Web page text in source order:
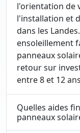
l'orientation de
l'installation et
dans les
ensoleillement
panneaux
retour sur
entre 8 et 12
Quelles aides
panneaux